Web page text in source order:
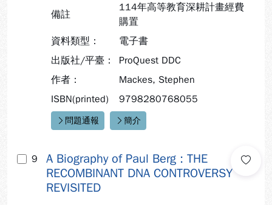
備註
114年高等教育深耕計畫經費
購置
資料類型：
電子書
出版社/平臺：
ProQuest DDC
作者：
Mackes, Stephen
ISBN(printed)
9798280768055
快速連結：
問題通報 簡介
9
A Biography of Paul Berg : THE
RECOMBINANT DNA CONTROVERSY
REVISITED